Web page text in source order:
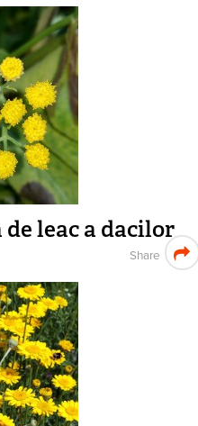
leac a dacilor
Share